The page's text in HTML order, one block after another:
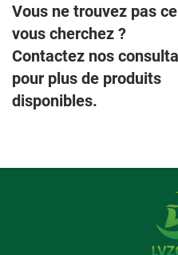
Vous ne trouvez pas
vous cherchez ?
Contactez nos
pour plus de produits
disponibles.